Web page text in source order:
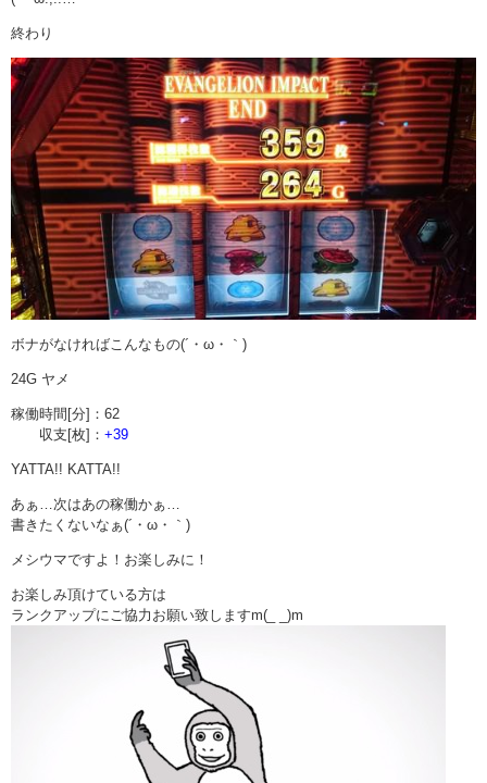
終わり
ボナがなければこんなもの(´・ω・｀)
24G ヤメ
稼働時間[分]：62
収支[枚]： +39
YATTA!! KATTA!!
あぁ…次はあの稼働かぁ…
書きたくないなぁ(´・ω・｀)
メシウマですよ！お楽しみに！
お楽しみ頂けている方は
ランクアップにご協力お願い致しますm(_ _)m